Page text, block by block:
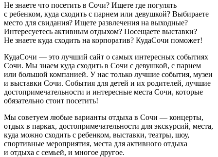
Не знаете что посетить в Сочи? Ищете где погулять
с ребенком, куда сходить с парнем или девушкой? Выбираете
место для свидания? Ищете развлечения на выходные?
Интересуетесь активным отдыхом? Посещаете выставки?
Не знаете куда сходить на корпоратив? КудаСочи поможет!
КудаСочи — это лучший сайт о самых интересных событиях
Сочи. Мы знаем куда сходить в Сочи с девушкой, с парнем
или большой компанией. У нас только лучшие события, музеи
и выставки Сочи. События для детей и их родителей, лучшие
достопримечательности и интересные места Сочи, которые
обязательно стоит посетить!
Мы советуем любые варианты отдыха в Сочи — концерты,
отдых в парках, достопримечательности для экскурсий, места,
куда можно сходить с ребенком, выставки, театры, шоу,
спортивные мероприятия, места для активного отдыха
и отдыха с семьей, и многое другое.